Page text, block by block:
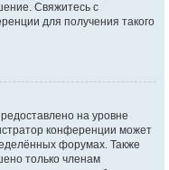
Свяжитесь с
для получения такого
на уровне
конференции может
форумах. Также
только членам